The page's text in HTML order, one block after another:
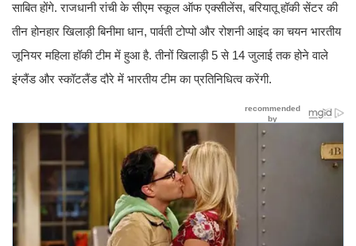
साबित होंगे. राजधानी रांची के सीएम स्कूल ऑफ एक्सीलेंस, बरियातू हॉकी सेंटर की
तीन होनहार खिलाड़ी बिनीमा धान, पार्वती टोप्पो और रोशनी आइंद का चयन भारतीय
जूनियर महिला हॉकी टीम में हुआ है. तीनों खिलाड़ी 5 से 14 जुलाई तक होने वाले
इंग्लैंड और स्कॉटलैंड दौरे में भारतीय टीम का प्रतिनिधित्व करेंगी.